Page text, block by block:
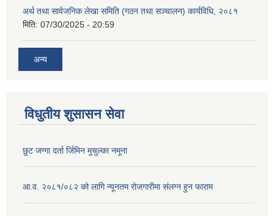
अर्थ तथा सार्वजनिक लेखा समिति (गठन तथा सञ्चालन) कार्यविधि, २०८१
मिति: 07/30/2025 - 20:59
अन्य
विधुतीय शुसासन सेवा
छुट जग्गा दर्ता र्जिमिन मुचुल्का नमूना
आ.व. २०८१/०८२ को लागि न्यूनतम रोजगारीमा संलग्न हुन फाराम